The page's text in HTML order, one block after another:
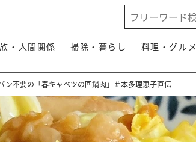
・人間関係 掃除・暮らし 料理・グルメ
ン不要の「春キャベツの回鍋肉」＃本多理恵子直伝